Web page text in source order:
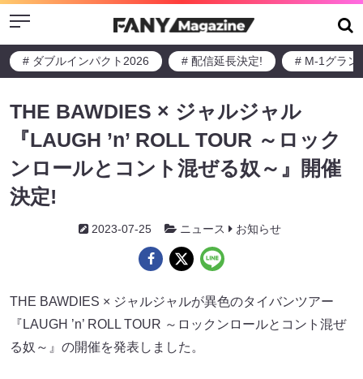
Menu
# ダブルインパクト2026 # 配信延長決定! # M-1グラン
THE BAWDIES × ジャルジャル
『LAUGH ’n’ ROLL TOUR ～ロック
ンロールとコント混ぜる奴～』開催
決定!
2023-07-25 ニュース お知らせ
THE BAWDIES × ジャルジャルが異色のタイバンツアー
『LAUGH ’n’ ROLL TOUR ～ロックンロールとコント混ぜ
る奴～』の開催を発表しました。